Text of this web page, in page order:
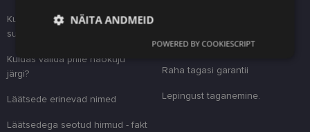
Kuidas leida õige prilliraamide
suurus?
Kuidas valida prille näokuju
järgi?
Läätsede erinevad nimed
Läätsedega seotud hirmud - fakt
Tarne ja maksmine
Raha tagasi garantii
Lepingust taganemine.
NÄITA ANDMEID
Statistika Turustamine
Eelistused
POWERED BY COOKIESCRIPT